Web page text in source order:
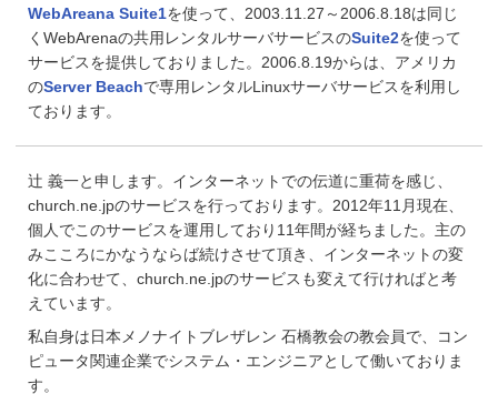
WebAreana Suite1を使って、2003.11.27～2006.8.18は同じ
くWebArenaの共用レンタルサーバサービスのSuite2を使って
サービスを提供しておりました。2006.8.19からは、アメリカ
のServer Beachで専用レンタルLinuxサーバサービスを利用し
ております。
辻 義一と申します。インターネットでの伝道に重荷を感じ、
church.ne.jpのサービスを行っております。2012年11月現在、
個人でこのサービスを運用しており11年間が経ちました。主の
みこころにかなうならば続けさせて頂き、インターネットの変
化に合わせて、church.ne.jpのサービスも変えて行ければと考
えています。
私自身は日本メノナイトブレザレン 石橋教会の教会員で、コン
ピュータ関連企業でシステム・エンジニアとして働いておりま
す。